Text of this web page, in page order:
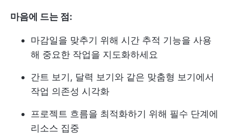
마음에 드는 점:
마감일을 맞추기 위해 시간 추적 기능을 사용
해 중요한 작업을 지도화하세요
간트 보기, 달력 보기와 같은 맞춤형 보기에서
작업 의존성 시각화
프로젝트 흐름을 최적화하기 위해 필수 단계에
리소스 집중